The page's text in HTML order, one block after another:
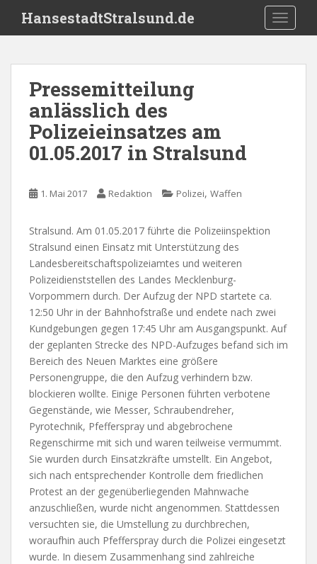
i
HansestadtStralsund.de
Pressemitteilung
anlässlich des
Polizeieinsatzes am
01.05.2017 in Stralsund
1. Mai 2017 Redaktion Polizei, Waffen
Stralsund. Am 01.05.2017 führte die Polizeiinspektion
Stralsund einen Einsatz mit Unterstützung des
Landesbereitschaftspolizeiamtes und weiteren
Polizeidienststellen des Landes Mecklenburg-
Vorpommern durch. Der Aufzug der NPD startete ca.
12:50 Uhr in der Bahnhofstraße und endete nach zwei
Kundgebungen gegen 17:45 Uhr am Ausgangspunkt. Auf
der geplanten Strecke des NPD-Aufzuges befand sich im
Bereich des Neuen Marktes eine größere
Personengruppe, die den Aufzug verhindern bzw.
blockieren wollte. Einige Personen führten verbotene
Gegenstände, wie Messer, Schraubendreher,
Pyrotechnik, Pfefferspray und abgebrochene
Regenschirme mit sich und waren teilweise vermummt.
Sie wurden durch Einsatzkräfte umstellt. Ein Angebot,
sich nach entsprechender Kontrolle dem friedlichen
Protest an der gegenüberliegenden Mahnwache
anzuschließen, wurde nicht angenommen. Stattdessen
versuchten sie, die Umstellung zu durchbrechen,
woraufhin auch Pfefferspray durch die Polizei eingesetzt
wurde. In diesem Zusammenhang sind zahlreiche